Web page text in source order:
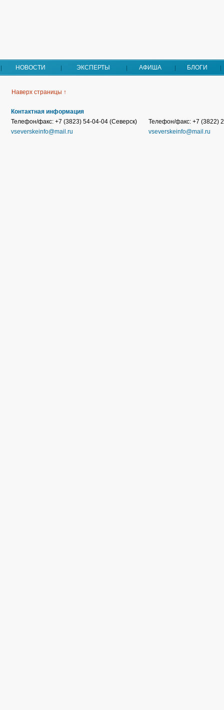
НОВОСТИ ЭКСПЕРТЫ АФИША БЛОГИ
Наверх страницы ↑
Контактная информация
Телефон/факс: +7 (3823) 54-04-04 (Северск)
vseverskeinfo@mail.ru
Телефон/факс: +7 (3822)
vseverskeinfo@mail.ru